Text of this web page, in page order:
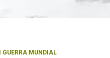
II GUERRA MUNDIAL